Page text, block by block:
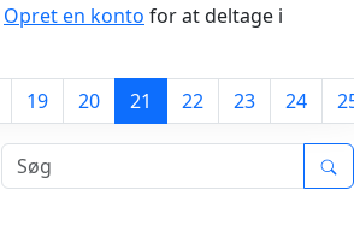
Opret en konto for at deltage i
19 20 21 22 23 24